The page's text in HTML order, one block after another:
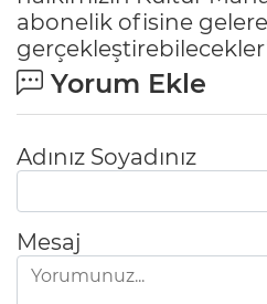
abonelik ofisine
Yorum Ekle
Adınız Soyadınız
Mesaj